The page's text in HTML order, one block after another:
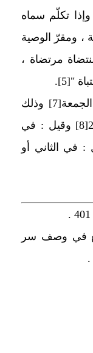
تكلّم سماه
، ومقرّ الوصية
مرتضاة ،
"
[5]
.
[7]
وذلك
[8]
وقيل : في
: في الثاني أو
ص 277 ، راجع في وصف سر